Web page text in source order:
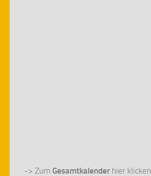
-> Zum Gesamtkalender hier klicken